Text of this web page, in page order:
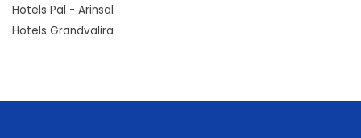
Hotels Pal - Arinsal
Hotels Grandvalira